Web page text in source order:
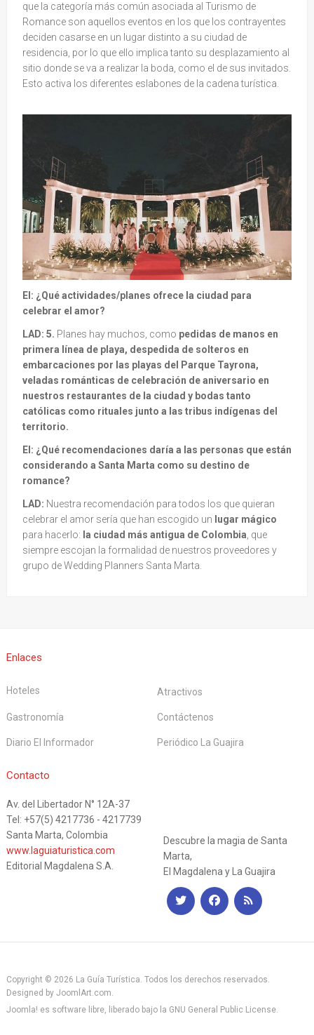
que la categoría más común asociada al Turismo de
Romance son aquellos eventos en los que los contrayentes
deciden casarse en un lugar distinto a su ciudad de
residencia, por lo que ello implica tanto su desplazamiento al
sitio donde se va a realizar la boda, como el de sus invitados.
Esto activa los diferentes eslabones de la cadena turística.
EI: ¿Qué actividades/planes ofrece la ciudad para
celebrar el amor?
LAD: 5. Planes hay muchos, como pedidas de manos en
primera línea de playa, despedida de solteros en
embarcaciones por las playas del Parque Tayrona,
veladas románticas de celebración de aniversario en
nuestros restaurantes de la ciudad y bodas tanto
católicas como rituales junto a las tribus indígenas del
territorio.
EI: ¿Qué recomendaciones daría a las personas que están
considerando a Santa Marta como su destino de
romance?
LAD: Nuestra recomendación para todos los que quieran
celebrar el amor sería que han escogido un lugar mágico
para hacerlo: la ciudad más antigua de Colombia , que
siempre escojan la formalidad de nuestros proveedores y
grupo de Wedding Planners Santa Marta.
Enlaces
Hoteles Atractivos
Gastronomía Contáctenos
Diario El Informador Periódico La Guajira
Contacto
Av. del Libertador N° 12A-37
Tel: +57(5) 4217736 - 4217739
Santa Marta, Colombia
www.laguiaturistica.com
Editorial Magdalena S.A.
Descubre la magia de Santa
Marta,
El Magdalena y La Guajira
Copyright © 2026 La Guía Turística. Todos los derechos reservados.
Designed by JoomlArt.com.
Joomla! es software libre, liberado bajo la GNU General Public License.